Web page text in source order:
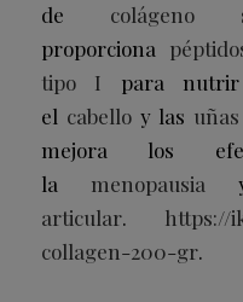
de colágeno
proporciona
tipo I para nutrir
el cabello y las uñas
mejora los
la menopausia
articular. https://
collagen-200-gr.